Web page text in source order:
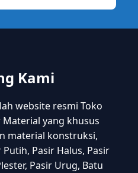
Kami
website resmi Toko
yang khusus
material konstruksi,
Pasir Halus, Pasir
Pasir Urug, Batu